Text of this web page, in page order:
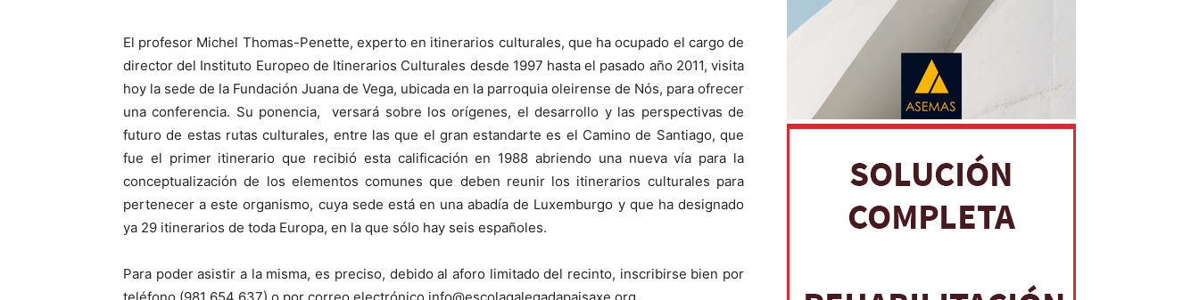
El profesor Michel Thomas-Penette, experto en itinerarios culturales, que ha ocupado el cargo de
director del Instituto Europeo de Itinerarios Culturales desde 1997 hasta el pasado año 2011, visita
hoy la sede de la Fundación Juana de Vega, ubicada en la parroquia oleirense de Nós, para ofrecer
una conferencia. Su ponencia, versará sobre los orígenes, el desarrollo y las perspectivas de
futuro de estas rutas culturales, entre las que el gran estandarte es el Camino de Santiago, que
fue el primer itinerario que recibió esta calificación en 1988 abriendo una nueva vía para la
conceptualización de los elementos comunes que deben reunir los itinerarios culturales para
pertenecer a este organismo, cuya sede está en una abadía de Luxemburgo y que ha designado
ya 29 itinerarios de toda Europa, en la que sólo hay seis españoles.
Para poder asistir a la misma, es preciso, debido al aforo limitado del recinto, inscribirse bien por